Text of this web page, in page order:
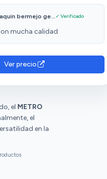
bermejo ge... ✓ Verificado
mucha calidad
Ver precio
el METRO
el
en la